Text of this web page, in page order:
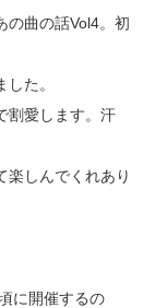
の曲の話Vol4。初
た。
割愛します。汗
楽しんでくれあり
に開催するの